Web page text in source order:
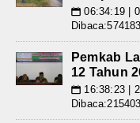
📅 06:34:19 |
Pemkab
12 Tahun
📅 16:38:23 |